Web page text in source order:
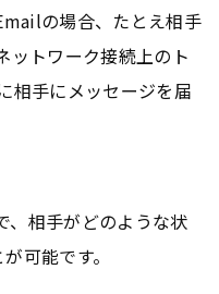
の場合、たとえ相手
ットワーク接続上のト
相手にメッセージを届
、相手がどのような状
可能です。